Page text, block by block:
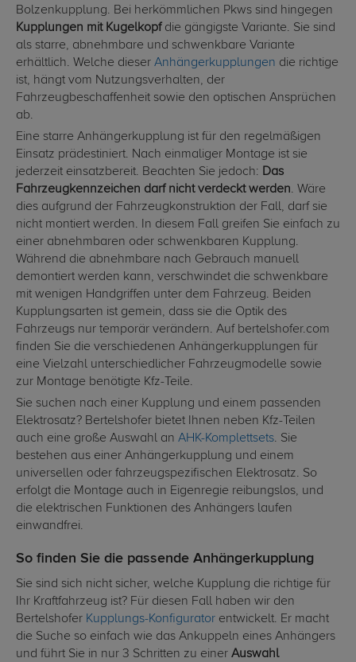
Bolzenkupplung. Bei herkömmlichen Pkws sind hingegen
Kupplungen mit Kugelkopfdie gängigste Variante. Sie sind
als starre, abnehmbare und schwenkbare Variante
erhältlich. Welche dieser Anhängerkupplungen die richtige
ist, hängt vom Nutzungsverhalten, der
Fahrzeugbeschaffenheit sowie den optischen Ansprüchen
ab.
Eine starre Anhängerkupplung ist für den regelmäßigen
Einsatz prädestiniert. Nach einmaliger Montage ist sie
jederzeit einsatzbereit. Beachten Sie jedoch: Das
Fahrzeugkennzeichen darf nicht verdeckt werden. Wäre
dies aufgrund der Fahrzeugkonstruktion der Fall, darf sie
nicht montiert werden. In diesem Fall greifen Sie einfach zu
einer abnehmbaren oder schwenkbaren Kupplung.
Während die abnehmbare nach Gebrauch manuell
demontiert werden kann, verschwindet die schwenkbare
mit wenigen Handgriffen unter dem Fahrzeug. Beiden
Kupplungsarten ist gemein, dass sie die Optik des
Fahrzeugs nur temporär verändern. Auf bertelshofer.com
finden Sie die verschiedenen Anhängerkupplungen für
eine Vielzahl unterschiedlicher Fahrzeugmodelle sowie
zur Montage benötigte Kfz-Teile.
Sie suchen nach einer Kupplung und einem passenden
Elektrosatz? Bertelshofer bietet Ihnen neben Kfz-Teilen
auch eine große Auswahl an AHK-Komplettsets. Sie
bestehen aus einer Anhängerkupplung und einem
universellen oder fahrzeugspezifischen Elektrosatz. So
erfolgt die Montage auch in Eigenregie reibungslos, und
die elektrischen Funktionen des Anhängers laufen
einwandfrei.
So finden Sie die passende Anhängerkupplung
Sie sind sich nicht sicher, welche Kupplung die richtige für
Ihr Kraftfahrzeug ist? Für diesen Fall haben wir den
Bertelshofer Kupplungs-Konfigurator entwickelt. Er macht
die Suche so einfach wie das Ankuppeln eines Anhängers
und führt Sie in nur 3 Schritten zu einer Auswahl